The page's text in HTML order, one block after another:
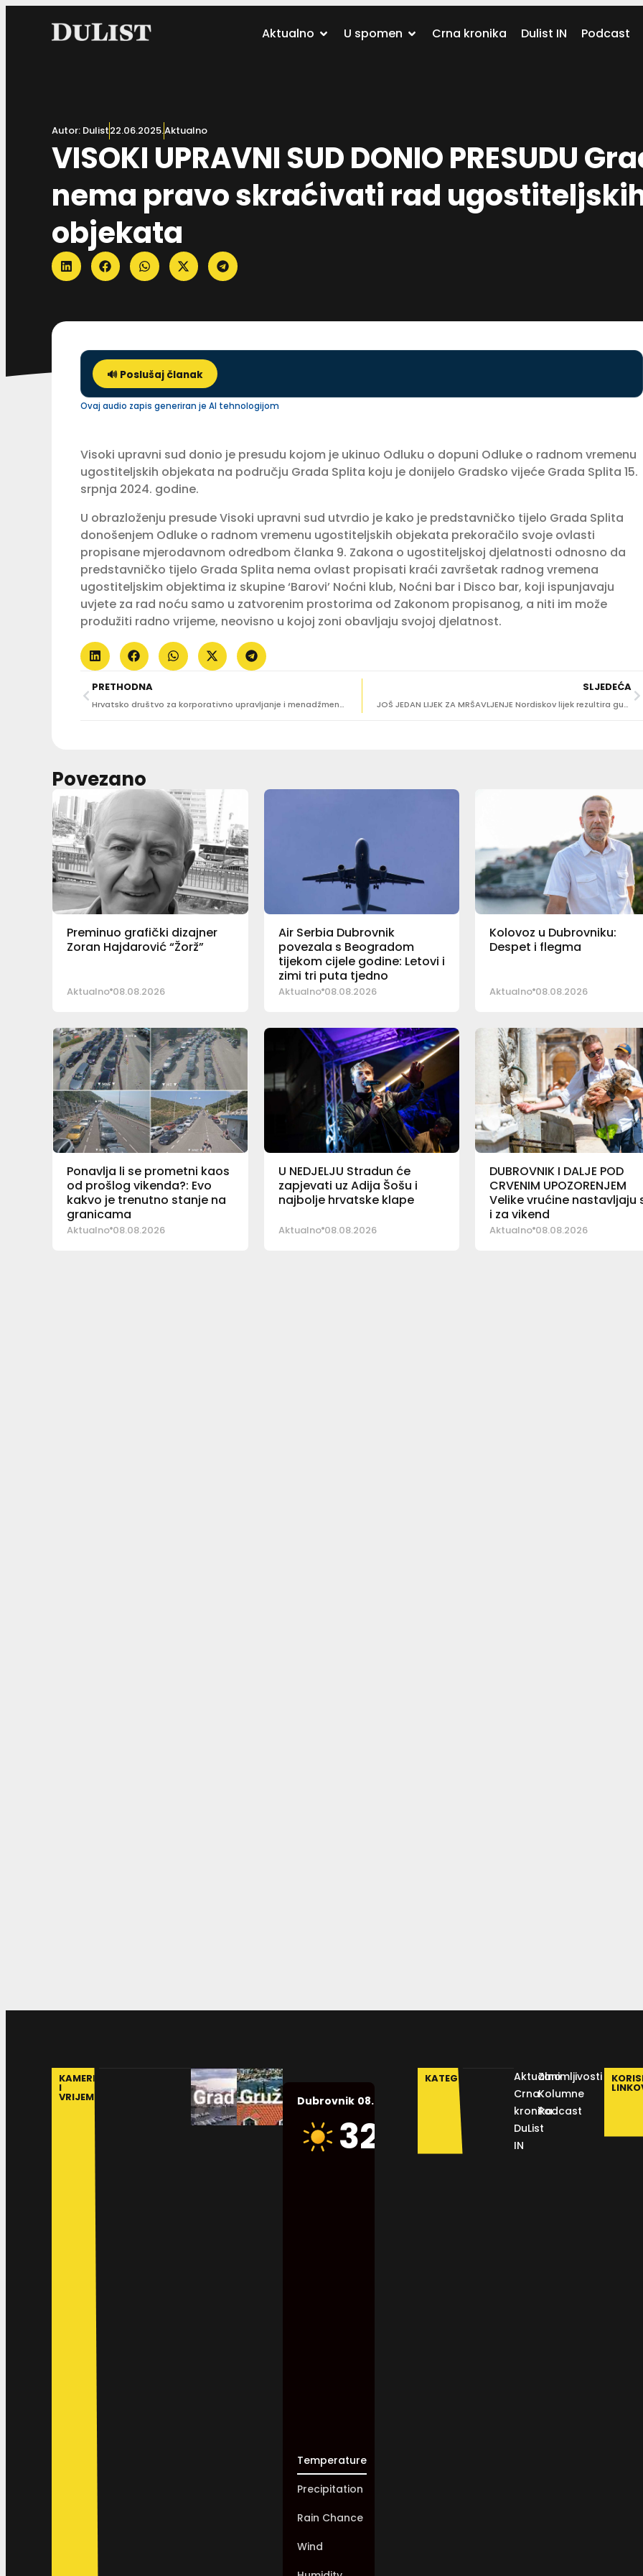
Aktualno U spomen Crna kronika Dulist IN Podcast
Autor: Dulist22.06.2025.Aktualno
VISOKI UPRAVNI SUD DONIO PRESUDU
nema pravo skraćivati rad
objekata
🔊 Poslušaj članak
Ovaj audio zapis generiran je AI tehnologijom
Visoki upravni sud donio je presudu kojom je ukinuo Odluku o dopuni Odluke o radnom vremenu
ugostiteljskih objekata na području Grada Splita koju je donijelo Gradsko vijeće Grada Splita 15.
srpnja 2024. godine.
U obrazloženju presude Visoki upravni sud utvrdio je kako je predstavničko tijelo Grada Splita
donošenjem Odluke o radnom vremenu ugostiteljskih objekata prekoračilo svoje ovlasti
propisane mjerodavnom odredbom članka 9. Zakona o ugostiteljskoj djelatnosti odnosno da
predstavničko tijelo Grada Splita nema ovlast propisati kraći završetak radnog vremena
ugostiteljskim objektima iz skupine ‘Barovi’ Noćni klub, Noćni bar i Disco bar, koji ispunjavaju
uvjete za rad noću samo u zatvorenim prostorima od Zakonom propisanog, a niti im može
produžiti radno vrijeme, neovisno u kojoj zoni obavljaju svojoj djelatnost.
PRETHODNA
Hrvatsko društvo za korporativno upravljanje i menadžment primljeno u članstvo europske organizacije ecoDa
SLJEDEĆA
JOŠ JEDAN LIJEK ZA MRŠAVLJENJE Nordiskov lijek rezultira gubitkom težine do 24 posto
Povezano
Preminuo grafički dizajner
Zoran Hajdarović “Žorž”
Aktualno 08.08.2026
Air Serbia Dubrovnik
povezala s Beogradom
tijekom cijele godine: Letovi i
zimi tri puta tjedno
Aktualno 08.08.2026
Kolovoz u Dubrovniku:
Despet i flegma
Aktualno 08.08.2026
Ponavlja li se prometni kaos
od prošlog vikenda?: Evo
kakvo je trenutno stanje na
granicama
Aktualno 08.08.2026
U NEDJELJU Stradun će
zapjevati uz Adija Šošu i
najbolje hrvatske klape
Aktualno 08.08.2026
DUBROVNIK I DALJE POD
CRVENIM UPOZORENJEM
Velike vrućine nastavljaju
i za vikend
Aktualno 08.08.2026
KAMERE
I
VRIJEME Dubrovnik 08.08.2026.
32
Humidity:
Temperature
Precipitation
Rain Chance
Wind
KATEGORIJE
Aktualno
Crna
kronika
DuList
IN
Zanimljivosti
Kolumne
Podcast